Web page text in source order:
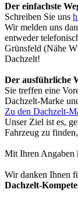
Der einfachste
Schreiben Sie uns
Wir melden uns
entweder
Grünsfeld (Nähe
Dachzelt!
Der ausführliche
Sie treffen eine
Dachzelt-Marke
Zu den Dachzelt-
Unser Ziel ist es,
Fahrzeug zu
Mit Ihren Angaben
Wir danken Ihnen
Dachzelt-